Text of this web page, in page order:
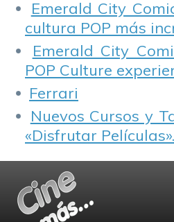
Emerald City
cultura POP más
Emerald City
POP Culture
Ferrari
Nuevos Cursos y
«Disfrutar Películas».